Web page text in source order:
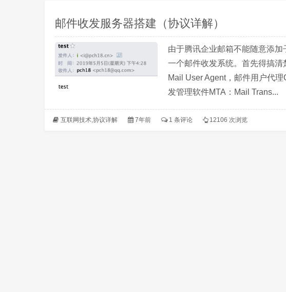
邮件收发服务器搭建（协议详解）
由于腾讯企业邮箱不能随意添
一个邮件收发系统。首先得搞清
Mail User Agent，邮件用户代
发管理软件MTA：Mail Trans...
互联网技术,协议详解 7年前 1 条评论 12106 次浏览